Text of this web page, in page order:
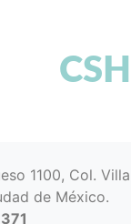
CSH
1100, Col.
de México.